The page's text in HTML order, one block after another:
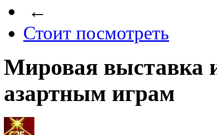
←
Стоит посмотреть
Мировая выставка
азартным играм